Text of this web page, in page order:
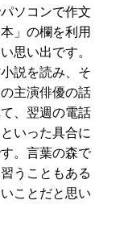
ソコンで作文
」の欄を利用
思い出です。
説を読み、そ
主演俳優の話
、翌週の電話
いった具合に
。言葉の森で
うこともある
ことだと思い